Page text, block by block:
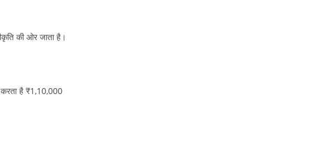
की ओर जाता है।
करता है ₹1,10,000